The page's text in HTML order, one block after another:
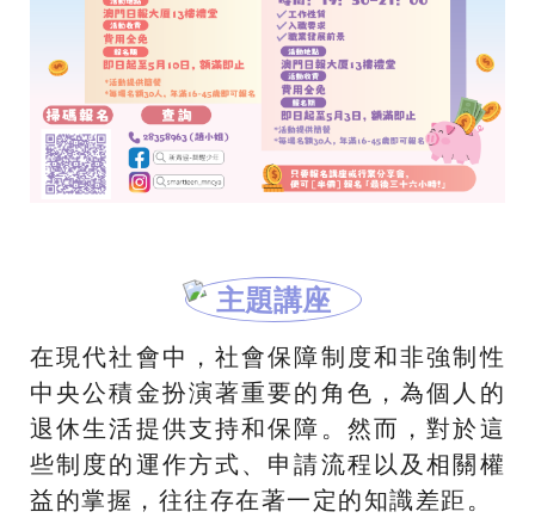
主題講座
在現代社會中，社會保障制度和非強制性
中央公積金扮演著重要的角色，為個人的
退休生活提供支持和保障。然而，對於這
些制度的運作方式、申請流程以及相關權
益的掌握，往往存在著一定的知識差距。